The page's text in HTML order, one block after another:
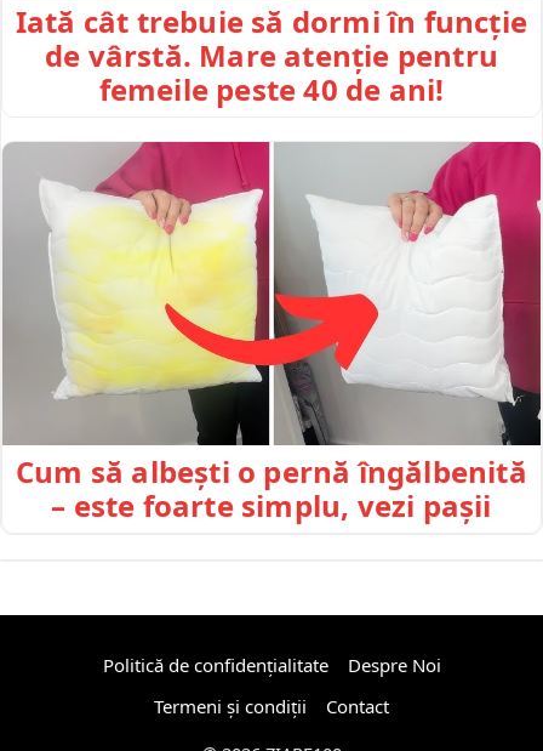
Iată cât trebuie să dormi în funcție
de vârstă. Mare atenție pentru
femeile peste 40 de ani!
Cum să albești o pernă îngălbenită
– este foarte simplu, vezi pașii
Politică de confidențialitate
Despre Noi
Termeni și condiții
Contact